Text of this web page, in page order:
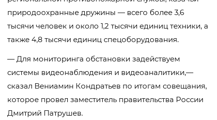
природоохранные дружины — всего более 3,6
тысячи человек и около 1,2 тысячи единиц техники, а
также 4,8 тысячи единиц спецоборудования.
— Для мониторинга обстановки задействуем
системы видеонаблюдения и видеоаналитики,—
сказал Вениамин Кондратьев по итогам совещания,
которое провел заместитель правительства России
Дмитрий Патрушев.